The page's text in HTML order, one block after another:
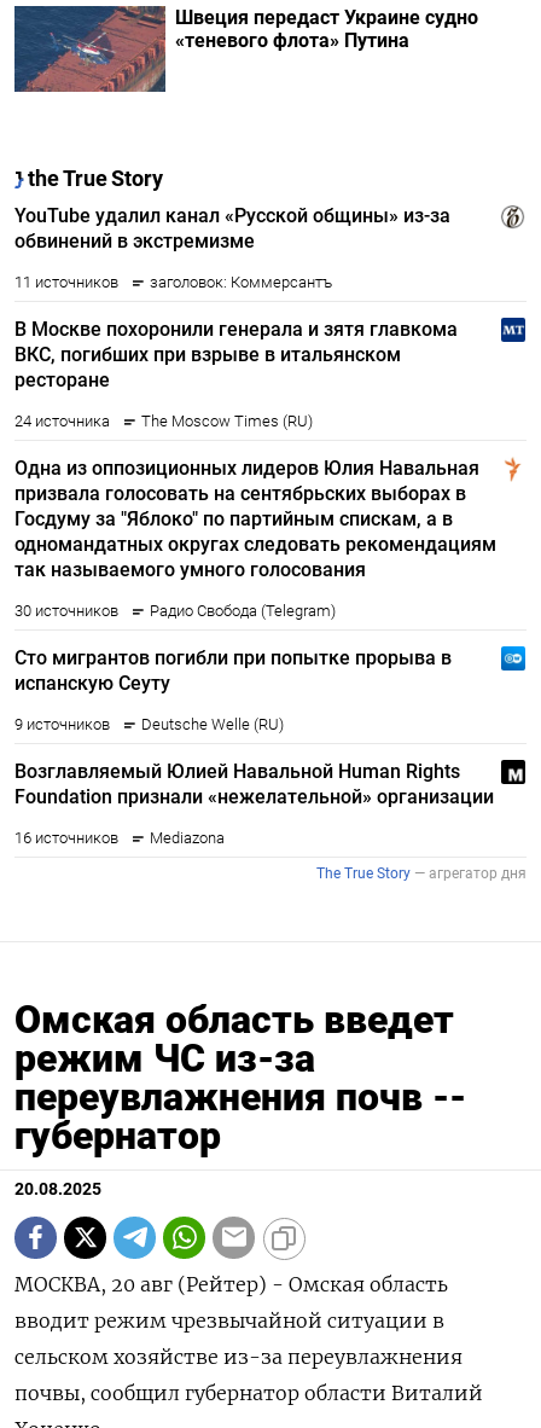
Швеция передаст Украине судно
«теневого флота» Путина
Омская область введет
режим ЧС из-за
переувлажнения почв --
губернатор
20.08.2025
МОСКВА, 20 авг (Рейтер) - Омская область
вводит режим чрезвычайной ситуации в
сельском хозяйстве из-за переувлажнения
почвы, сообщил губернатор области Виталий